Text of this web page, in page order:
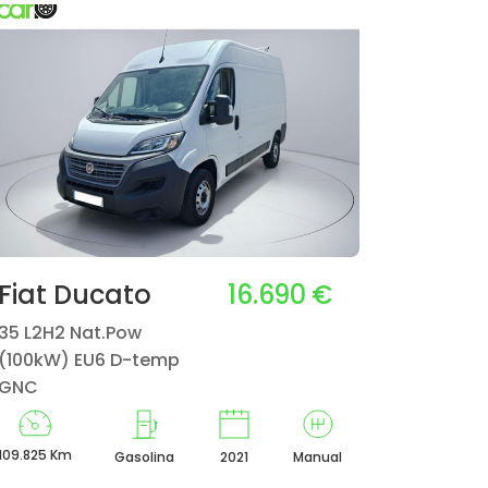
Ducato
L2H2 Nat.Pow
EU6 D-temp
16.690 €
Km Gasolina 2021 Manual